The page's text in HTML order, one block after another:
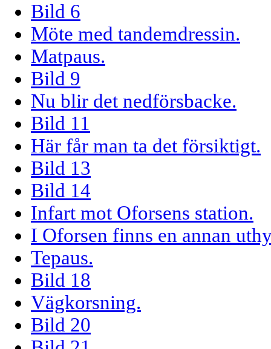
Bild 6
Möte med tandemdressin.
Matpaus.
Bild 9
Nu blir det nedförsbacke.
Bild 11
Här får man ta det försiktigt.
Bild 13
Bild 14
Infart mot Oforsens station.
I Oforsen finns en annan
Tepaus.
Bild 18
Vägkorsning.
Bild 20